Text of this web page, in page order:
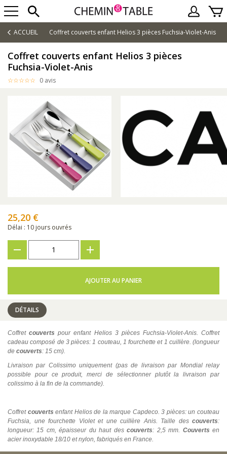
ACCUEIL Coffret couverts enfant Helios 3 pièces Fuchsia-Violet-Anis
Coffret couverts enfant Helios 3 pièces
Fuchsia-Violet-Anis
0 avis
25,20 €
Délai : 10 jours ouvrés
AJOUTER AU PANIER
DÉTAILS
Coffretcouverts pour enfant Helios 3 pièces Fuchsia-Violet-Anis. Coffret
cadeau composé de 3 pièces: 1 couteau, 1 fourchette et 1 cuillère. (longueur
de couverts: 15 cm).
Livraison par Colissimo uniquement (pas de livraison par Mondial relay
possible pour ce produit, merci de sélectionner plutôt la livraison par
colissimo à la fin de la commande).
Coffret couverts enfant Helios de la marque Capdeco. 3 pièces: un couteau
Fuchsia, une fourchette Violet et une cuillère Anis. Taille des couverts:
longueur: 15 cm, épaisseur du haut descouverts: 2,5 mm. Couverts en
acier inoxydable 18/10 et nylon, fabriqués en France.